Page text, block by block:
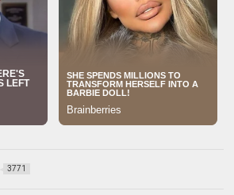
3771